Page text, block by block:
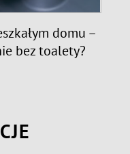
domu –
bez toalety?